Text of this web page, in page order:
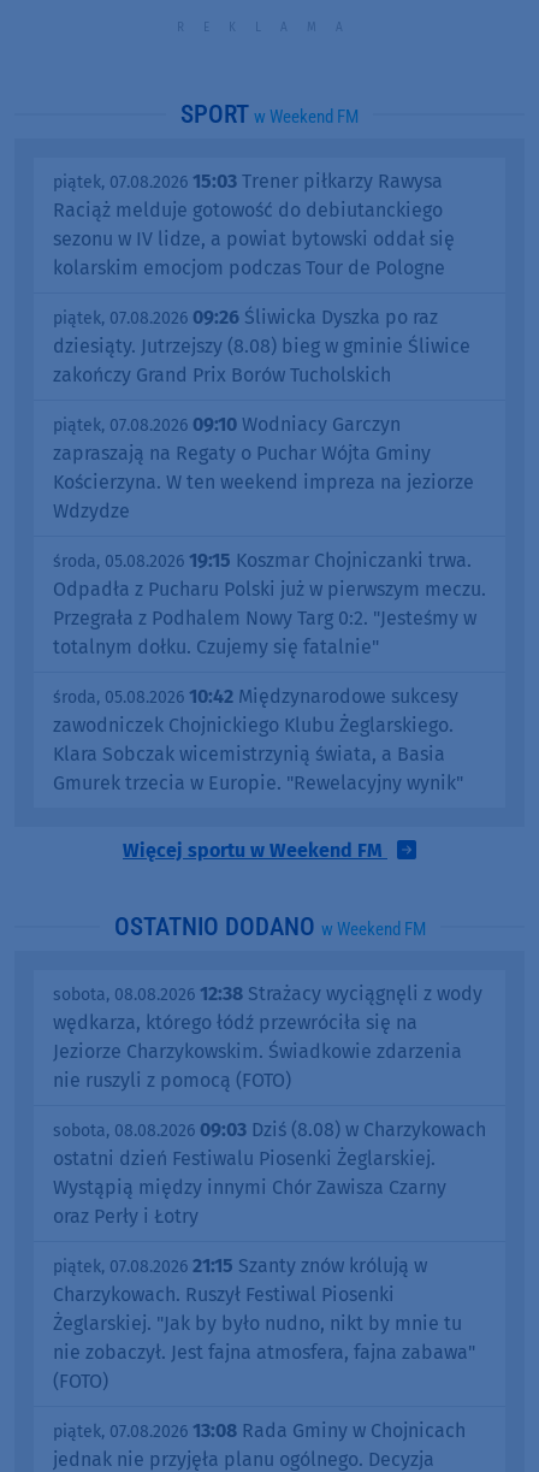
SPORT w Weekend FM
piątek, 07.08.2026 15:03 Trener piłkarzy Rawysa
Raciąż melduje gotowość do debiutanckiego
sezonu w IV lidze, a powiat bytowski oddał się
kolarskim emocjom podczas Tour de Pologne
piątek, 07.08.2026 09:26 Śliwicka Dyszka po raz
dziesiąty. Jutrzejszy (8.08) bieg w gminie Śliwice
zakończy Grand Prix Borów Tucholskich
piątek, 07.08.2026 09:10 Wodniacy Garczyn
zapraszają na Regaty o Puchar Wójta Gminy
Kościerzyna. W ten weekend impreza na jeziorze
Wdzydze
środa, 05.08.2026 19:15 Koszmar Chojniczanki trwa.
Odpadła z Pucharu Polski już w pierwszym meczu.
Przegrała z Podhalem Nowy Targ 0:2. "Jesteśmy w
totalnym dołku. Czujemy się fatalnie"
środa, 05.08.2026 10:42 Międzynarodowe sukcesy
zawodniczek Chojnickiego Klubu Żeglarskiego.
Klara Sobczak wicemistrzynią świata, a Basia
Gmurek trzecia w Europie. "Rewelacyjny wynik"
Więcej sportu w Weekend FM
OSTATNIO DODANO w Weekend FM
sobota, 08.08.2026 12:38 Strażacy wyciągnęli z wody
wędkarza, którego łódź przewróciła się na
Jeziorze Charzykowskim. Świadkowie zdarzenia
nie ruszyli z pomocą (FOTO)
sobota, 08.08.2026 09:03 Dziś (8.08) w Charzykowach
ostatni dzień Festiwalu Piosenki Żeglarskiej.
Wystąpią między innymi Chór Zawisza Czarny
oraz Perły i Łotry
piątek, 07.08.2026 21:15 Szanty znów królują w
Charzykowach. Ruszył Festiwal Piosenki
Żeglarskiej. "Jak by było nudno, nikt by mnie tu
nie zobaczył. Jest fajna atmosfera, fajna zabawa"
(FOTO)
piątek, 07.08.2026 13:08 Rada Gminy w Chojnicach
jednak nie przyjęła planu ogólnego. Decyzja